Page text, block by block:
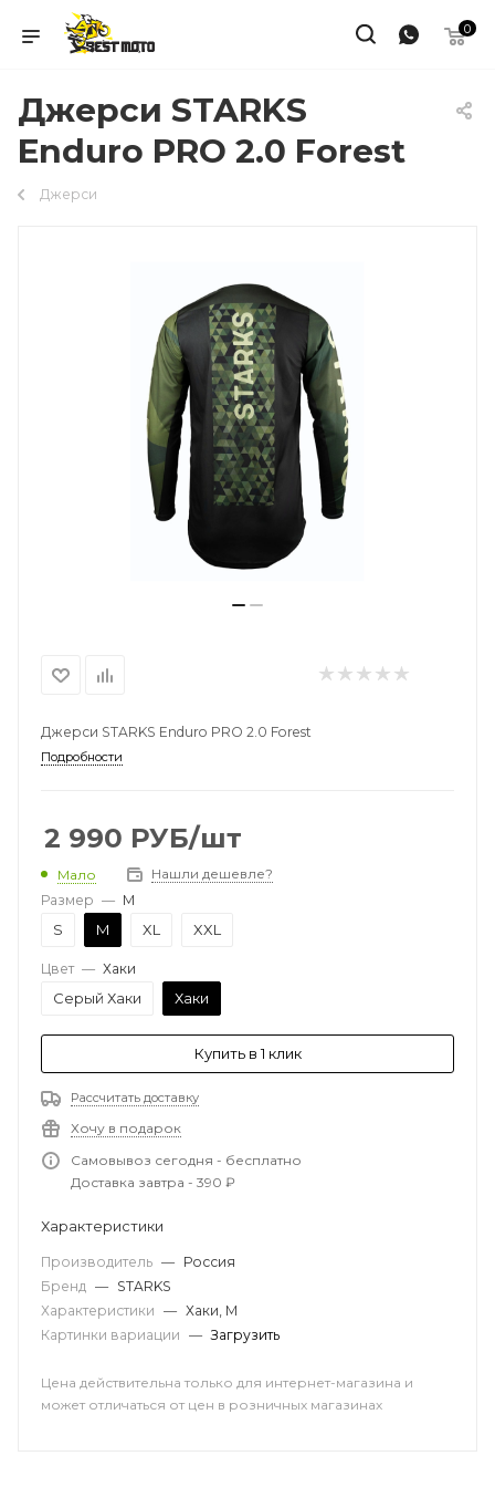
0
Джерси STARKS
Enduro PRO 2.0 Forest
Джерси
Джерси STARKS Enduro PRO 2.0 Forest
Подробности
2 990 РУБ/шт
Мало
Нашли дешевле?
Размер — M
S M XL XXL
Цвет — Хаки
Серый Хаки Хаки
Купить в 1 клик
Рассчитать доставку
Хочу в подарок
Самовывоз сегодня - бесплатно
Доставка завтра - 390 ₽
Характеристики
Производитель — Россия
Бренд — STARKS
Характеристики — Хаки, M
Картинки вариации — Загрузить
Цена действительна только для интернет-магазина и
может отличаться от цен в розничных магазинах